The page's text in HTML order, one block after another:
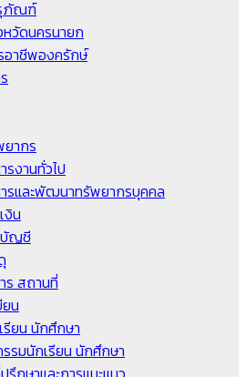
ภัณฑ์
วัดนครนายก
อาชีพองครักษ์
ากร
รงานทั่วไป
รและพัฒนาทรัพยากรบุคคล
งิน
บัญชี
ร สถานที่
ยน
ยน นักศึกษา
รมนักเรียน นักศึกษา